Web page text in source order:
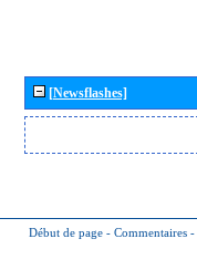
[Newsflashes]
Début de page - Commentaires -